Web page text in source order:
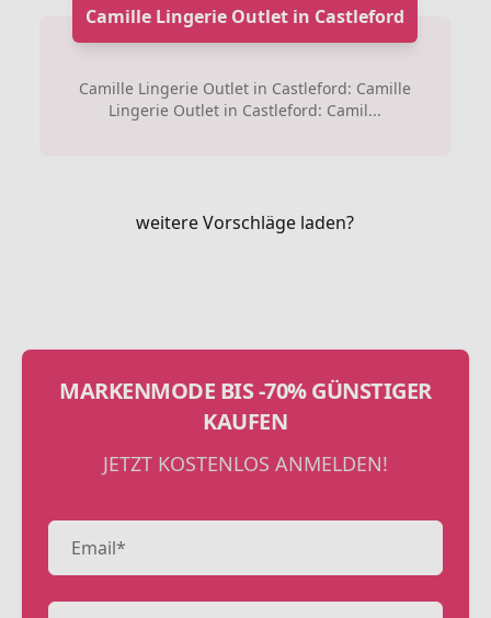
Camille Lingerie Outlet in Castleford
Camille Lingerie Outlet in Castleford: Camille
Lingerie Outlet in Castleford: Camil...
weitere Vorschläge laden?
MARKENMODE BIS -70% GÜNSTIGER
KAUFEN
JETZT KOSTENLOS ANMELDEN!